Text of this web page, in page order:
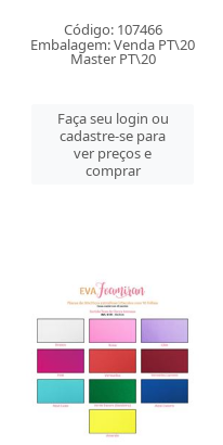
Código: 107466
Embalagem: Venda PT\20
Master PT\20
Faça seu login ou
cadastre-se para
ver preços e
comprar